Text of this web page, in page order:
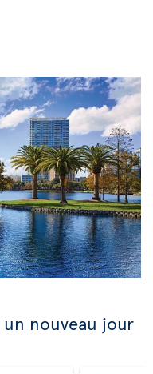
nouveau jour